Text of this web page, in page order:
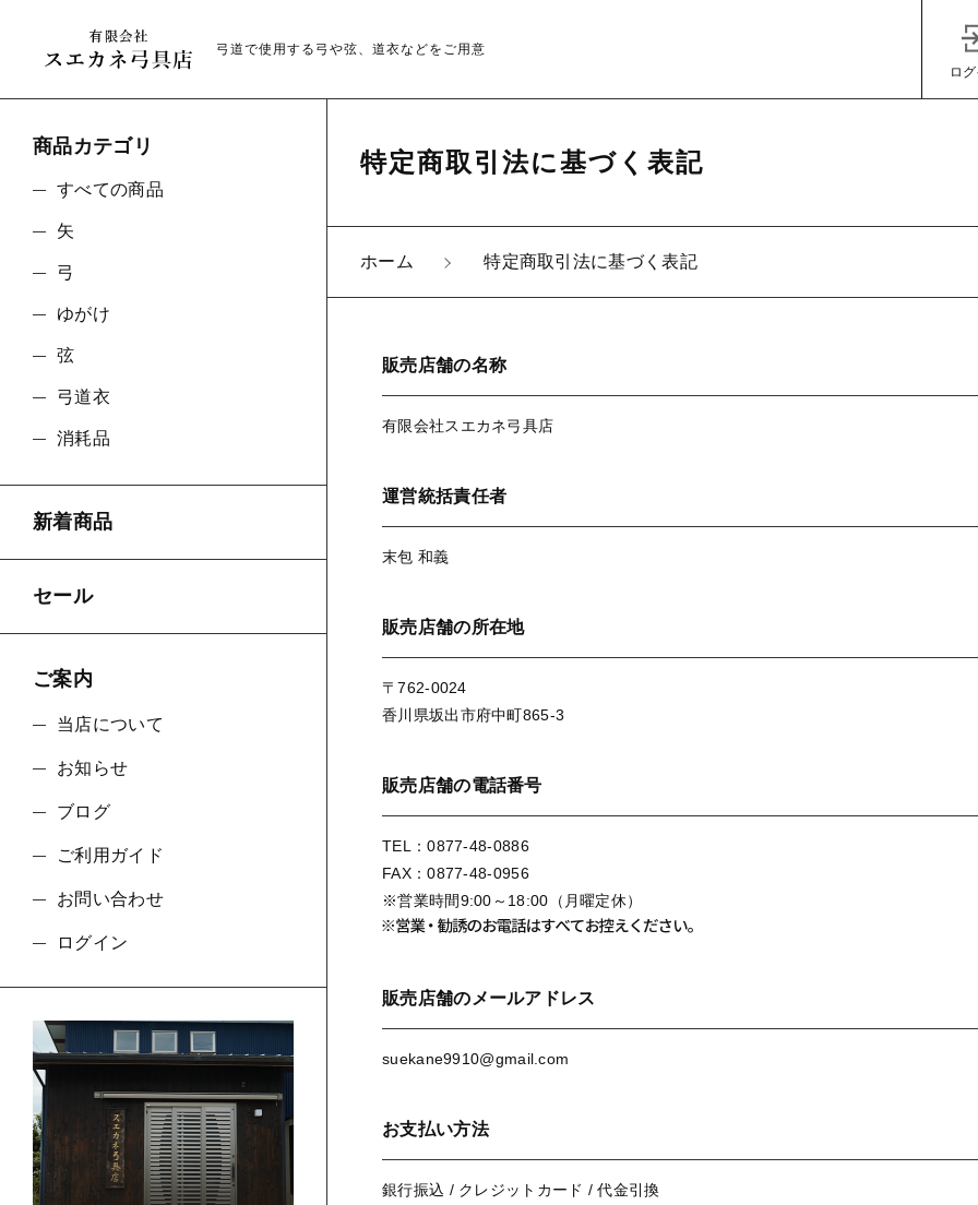
弓道で使用する弓や弦、道衣などをご用意
ロ
特定商取引法に基づく表記
ホーム 特定商取引法に基づく表記
販売店舗の名称
有限会社スエカネ弓具店
運営統括責任者
末包 和義
販売店舗の所在地
〒762-0024
香川県坂出市府中町865-3
販売店舗の電話番号
TEL：0877-48-0886
FAX：0877-48-0956
※営業時間9:00～18:00（月曜定休）
販売店舗のメールアドレス
suekane9910@gmail.com
お支払い方法
銀行振込 / クレジットカード / 代金引換
商品カテゴリ
すべての商品
矢
弓
ゆがけ
弦
弓道衣
消耗品
新着商品
セール
ご案内
当店について
お知らせ
ブログ
ご利用ガイド
お問い合わせ
ログイン